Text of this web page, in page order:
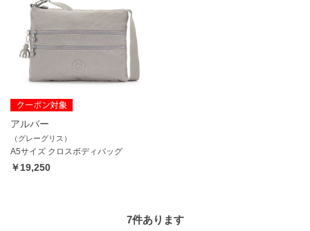
アルバー
（グレーグリス）
A5サイズ クロスボディバッグ
￥19,250
7件あります